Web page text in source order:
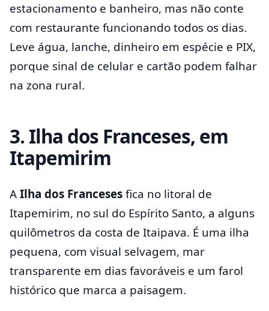
estacionamento e banheiro, mas não conte
com restaurante funcionando todos os dias.
Leve água, lanche, dinheiro em espécie e PIX,
porque sinal de celular e cartão podem falhar
na zona rural.
3. Ilha dos Franceses, em
Itapemirim
AIlha dos Francesesfica no litoral de
Itapemirim, no sul do Espírito Santo, a alguns
quilômetros da costa de Itaipava. É uma ilha
pequena, com visual selvagem, mar
transparente em dias favoráveis e um farol
histórico que marca a paisagem.